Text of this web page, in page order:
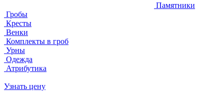
Памятники
Гробы
Кресты
Венки
Комплекты в гроб
Урны
Одежда
Атрибутика
Узнать цену